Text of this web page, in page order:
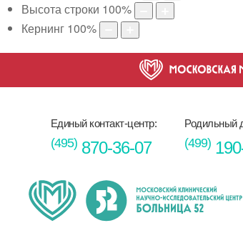
Высота строки 100%
Кернинг 100%
Единый контакт-центр:
(495)870-36-07
Родильный
(499)